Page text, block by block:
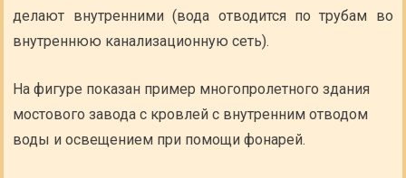
делают внутренними (вода отводится по трубам во
внутреннюю канализационную сеть).
На фигуре показан пример многопролетного здания
мостового завода с кровлей с внутренним отводом
воды и освещением при помощи фонарей.